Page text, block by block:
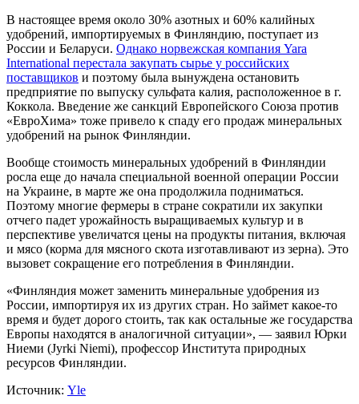
В настоящее время около 30% азотных и 60% калийных
удобрений, импортируемых в Финляндию, поступает из
России и Беларуси. Однако норвежская компания Yara
International перестала закупать сырье у российских
поставщиков и поэтому была вынуждена остановить
предприятие по выпуску сульфата калия, расположенное в г.
Коккола. Введение же санкций Европейского Союза против
«ЕвроХима» тоже привело к спаду его продаж минеральных
удобрений на рынок Финляндии.
Вообще стоимость минеральных удобрений в Финляндии
росла еще до начала специальной военной операции России
на Украине, в марте же она продолжила подниматься.
Поэтому многие фермеры в стране сократили их закупки
отчего падет урожайность выращиваемых культур и в
перспективе увеличатся цены на продукты питания, включая
и мясо (корма для мясного скота изготавливают из зерна). Это
вызовет сокращение его потребления в Финляндии.
«Финляндия может заменить минеральные удобрения из
России, импортируя их из других стран. Но займет какое-то
время и будет дорого стоить, так как остальные же государства
Европы находятся в аналогичной ситуации», — заявил Юрки
Ниеми (Jyrki Niemi), профессор Института природных
ресурсов Финляндии.
Источник: Yle